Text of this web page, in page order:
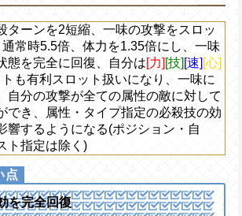
ターンを2短縮、一味の攻撃をスロッ
通常時5.5倍、体力を1.35倍にし、一味
態を完全に回復、自分は[力] [技] [速] [心]
も有利スロット扱いになり、一味に
自分の攻撃が全ての属性の敵に対して
でき、属性・タイプ指定の必殺技の効
響するようになる(ポジション・自
ト指定は除く)
を完全回復